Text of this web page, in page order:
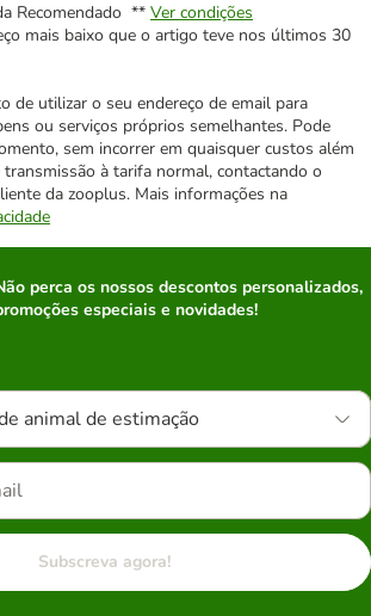
Recomendado ** Ver condições
mais baixo que o artigo teve nos últimos 30
de utilizar o seu endereço de email para
ou serviços próprios semelhantes. Pode
sem incorrer em quaisquer custos além
à tarifa normal, contactando o
da zooplus. Mais informações na
perca os nossos descontos personalizados,
especiais e novidades!
animal de estimação
Subscreva agora!